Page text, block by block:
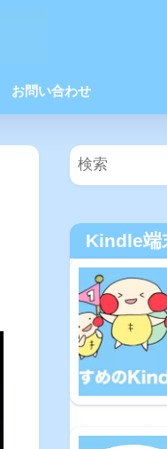
お問い合わせ
Kindle端